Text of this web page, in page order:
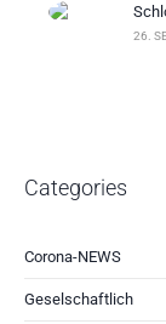
26.
Categories
Corona-NEWS
Geselschaftlich